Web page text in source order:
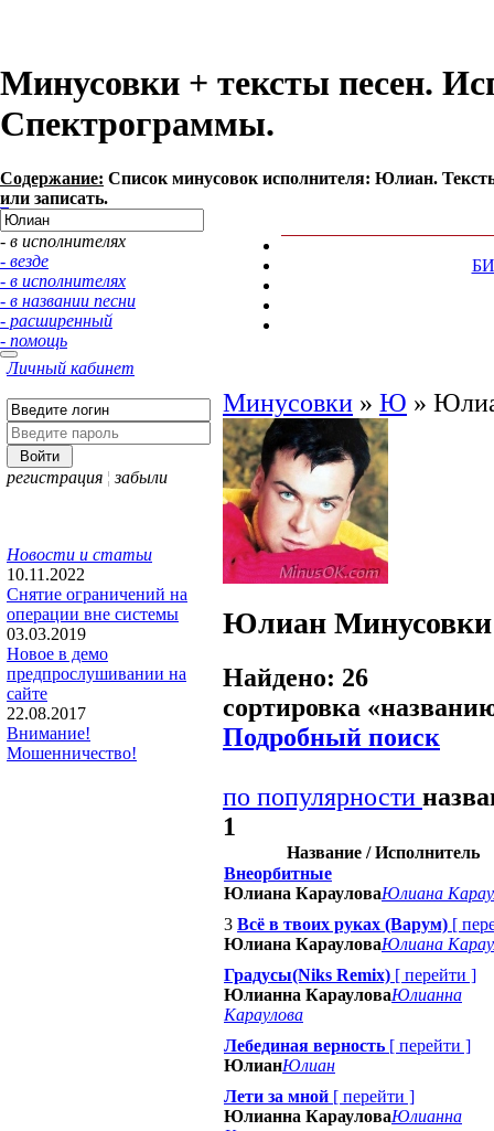
Минусовки + тексты песен.
Спектрограммы.
Содержание: Список минусовок исполнителя: Юлиан.
или записать.
- в исполнителях
- везде
- в исполнителях
- в названии песни
- расширенный
- помощь
Личный кабинет
регистрация ¦ забыли
Новости и статьи
10.11.2022
Снятие ограничений на
операции вне системы
03.03.2019
Новое в демо
предпрослушивании на
сайте
22.08.2017
Внимание!
Мошенничество!
Минусовки » Ю »
Юлиан Минусовки
Найдено: 26
сортировка «
Подробный поиск
по популярности
1
Название / Исполнитель
Внеорбитные
Юлиана КарауловаЮлиана
3 Всё в твоих руках (Варум) [
Юлиана КарауловаЮлиана
Градусы(Niks Remix) [ перейти ]
Юлианна КарауловаЮлианна
Караулова
Лебединая верность [ перейти ]
ЮлианЮлиан
Лети за мной [ перейти ]
Юлианна КарауловаЮлианна